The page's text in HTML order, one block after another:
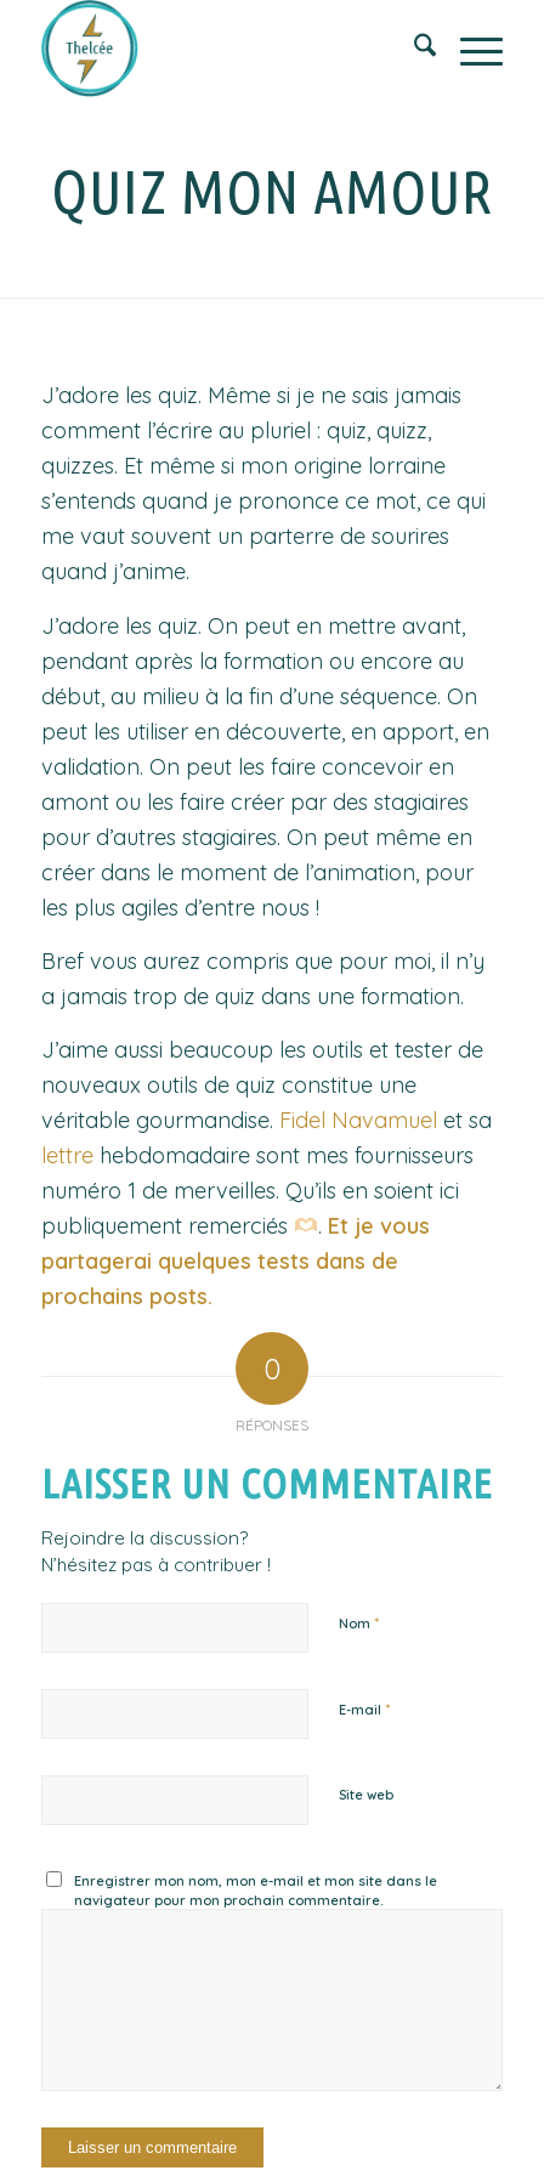
QUIZ MON AMOUR
J’adore les quiz. Même si je ne sais jamais
comment l’écrire au pluriel : quiz, quizz,
quizzes. Et même si mon origine lorraine
s’entends quand je prononce ce mot, ce qui
me vaut souvent un parterre de sourires
quand j’anime.
J’adore les quiz. On peut en mettre avant,
pendant après la formation ou encore au
début, au milieu à la fin d’une séquence. On
peut les utiliser en découverte, en apport, en
validation. On peut les faire concevoir en
amont ou les faire créer par des stagiaires
pour d’autres stagiaires. On peut même en
créer dans le moment de l’animation, pour
les plus agiles d’entre nous !
Bref vous aurez compris que pour moi, il n’y
a jamais trop de quiz dans une formation.
J’aime aussi beaucoup les outils et tester de
nouveaux outils de quiz constitue une
véritable gourmandise. Fidel Navamuel et sa
lettrehebdomadaire sont mes fournisseurs
numéro 1 de merveilles. Qu’ils en soient ici
publiquement remerciés
. Et je vous
partagerai quelques tests dans de
prochains posts.
0
RÉPONSES
LAISSER UN COMMENTAIRE
Rejoindre la discussion?
N’hésitez pas à contribuer !
Nom *
E-mail *
Site web
Enregistrer mon nom, mon e-mail et mon site dans le
navigateur pour mon prochain commentaire.